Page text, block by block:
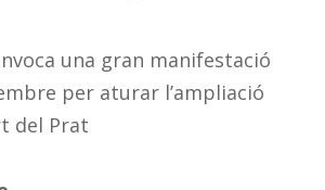
una gran manifestació
per aturar l’ampliació
del Prat